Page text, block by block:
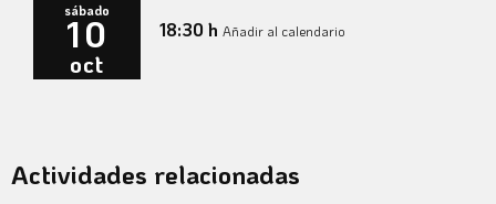
sábado
10
oct
18:30 h Añadir al calendario
Actividades relacionadas